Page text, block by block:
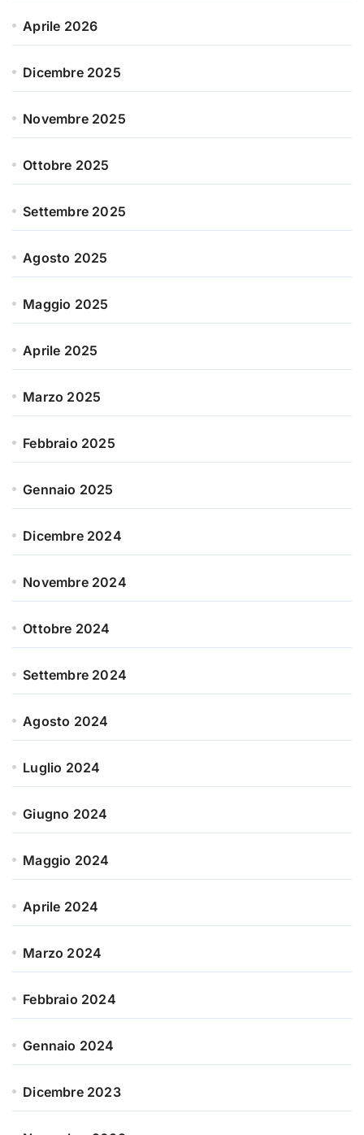
Aprile 2026
Dicembre 2025
Novembre 2025
Ottobre 2025
Settembre 2025
Agosto 2025
Maggio 2025
Aprile 2025
Marzo 2025
Febbraio 2025
Gennaio 2025
Dicembre 2024
Novembre 2024
Ottobre 2024
Settembre 2024
Agosto 2024
Luglio 2024
Giugno 2024
Maggio 2024
Aprile 2024
Marzo 2024
Febbraio 2024
Gennaio 2024
Dicembre 2023